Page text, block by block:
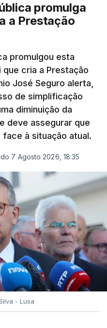
promulga
a Prestação
promulgou esta
cria a Prestação
José Seguro alerta,
de simplificação
diminuição da
deve assegurar que
à situação atual.
7 Agosto 2026, 18:35
- Lusa